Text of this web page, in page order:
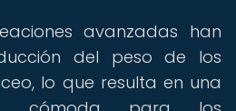
avanzadas han
del peso de los
lo que resulta en una